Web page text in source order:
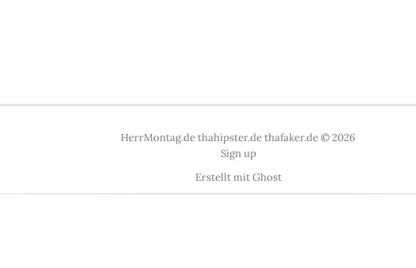
HerrMontag.de thahipster.de thafaker.de © 2026
Sign up
Erstellt mitGhost